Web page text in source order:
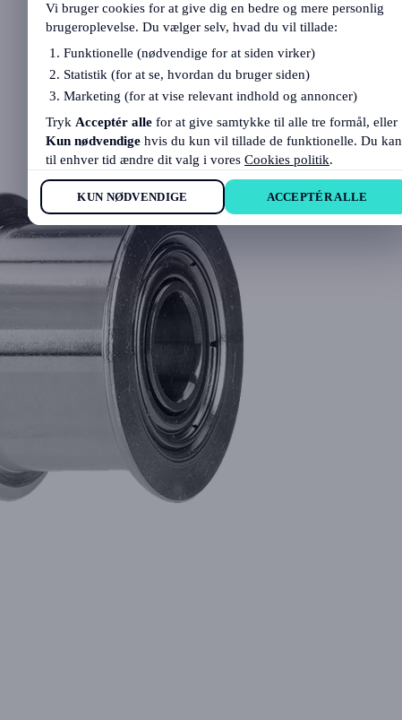
Vi bruger cookies for at give dig en bedre og mere personlig
brugeroplevelse. Du vælger selv, hvad du vil tillade:
Funktionelle (nødvendige for at siden virker)
Statistik (for at se, hvordan du bruger siden)
Marketing (for at vise relevant indhold og annoncer)
Tryk Acceptér alle for at give samtykke til alle tre formål, eller
Kun nødvendige hvis du kun vil tillade de funktionelle. Du kan
til enhver tid ændre dit valg i vores Cookies politik.
KUN NØDVENDIGE ACCEPTÉR ALLE